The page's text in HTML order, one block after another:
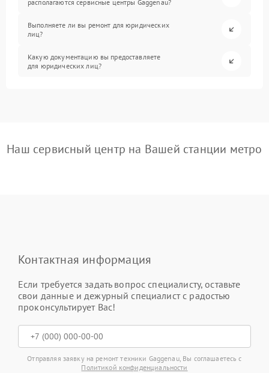
располагаются сервисные центры Gaggenau?
Выполняете ли вы ремонт для юридических
лиц?
Какую документацию вы предоставляете
для юридических лиц?
Наш сервисный центр на Вашей станции метро
Контактная информация
Если требуется задать вопрос специалисту, оставьте
свои данные и дежурный специалист с радостью
проконсультирует Вас!
Отправляя заявку на ремонт техники Gaggenau, Вы соглашаетесь с
Политикой конфиденциальности